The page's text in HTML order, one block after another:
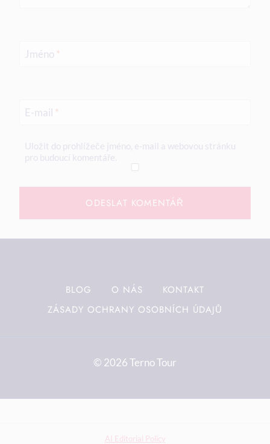
Jméno *
E-mail *
Uložit do prohlížeče jméno, e-mail a webovou stránku
pro budoucí komentáře.
BLOG O NÁS
KONTAKT
ZÁSADY OCHRANY OSOBNÍCH ÚDAJŮ
© 2026 Terno Tour
AI Editorial Policy